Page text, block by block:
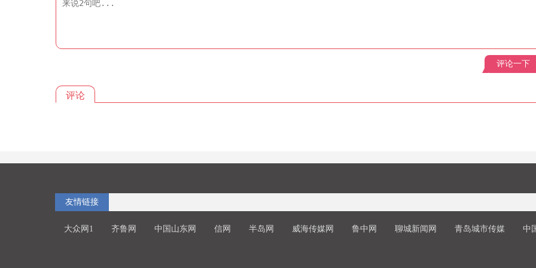
评论一下
评论
友情链接
大众网1 齐鲁网 中国山东网 信网 半岛网 威海传媒网 鲁中网 聊城新闻网 青岛城市传媒 中